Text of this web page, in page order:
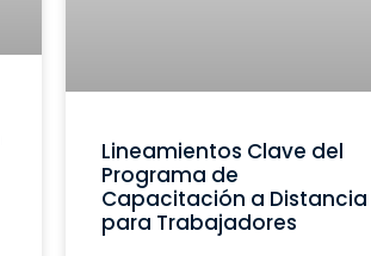
Lineamientos Clave del
Programa de
Capacitación a Distancia
para Trabajadores